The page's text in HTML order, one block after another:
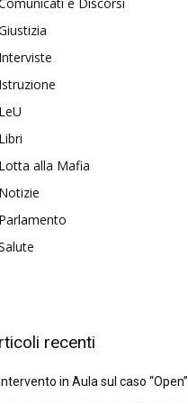
alla Mafia
recenti
in Aula sul caso “Open”